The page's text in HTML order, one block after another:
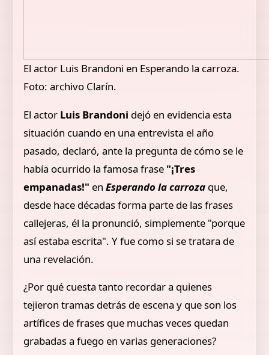
El actor Luis Brandoni en Esperando la carroza.
Foto: archivo Clarín.
El actor Luis Brandoni dejó en evidencia esta
situación cuando en una entrevista el año
pasado, declaró, ante la pregunta de cómo se le
había ocurrido la famosa frase "¡Tres
empanadas!" enEsperando la carroza que,
desde hace décadas forma parte de las frases
callejeras, él la pronunció, simplemente "porque
así estaba escrita". Y fue como si se tratara de
una revelación.
¿Por qué cuesta tanto recordar a quienes
tejieron tramas detrás de escena y que son los
artífices de frases que muchas veces quedan
grabadas a fuego en varias generaciones?